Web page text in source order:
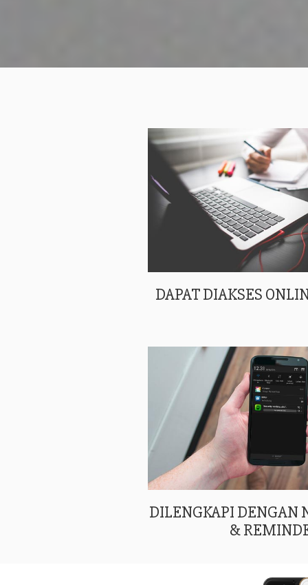
DAPAT DIAKSES
DILENGKAPI DENGAN
&